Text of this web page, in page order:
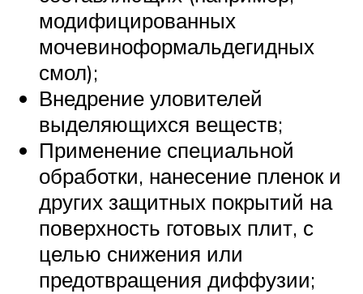
модифицированных
мочевиноформальдегидных
смол);
Внедрение уловителей
выделяющихся веществ;
Применение специальной
обработки, нанесение пленок и
других защитных покрытий на
поверхность готовых плит, с
целью снижения или
предотвращения диффузии;